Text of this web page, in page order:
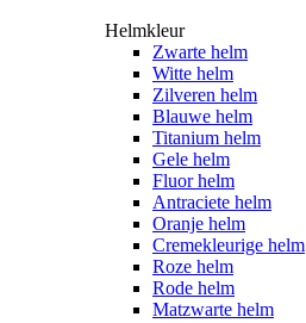
Helmkleur
Zwarte helm
Witte helm
Zilveren helm
Blauwe helm
Titanium helm
Gele helm
Fluor helm
Antraciete helm
Oranje helm
Cremekleurige helm
Roze helm
Rode helm
Matzwarte helm